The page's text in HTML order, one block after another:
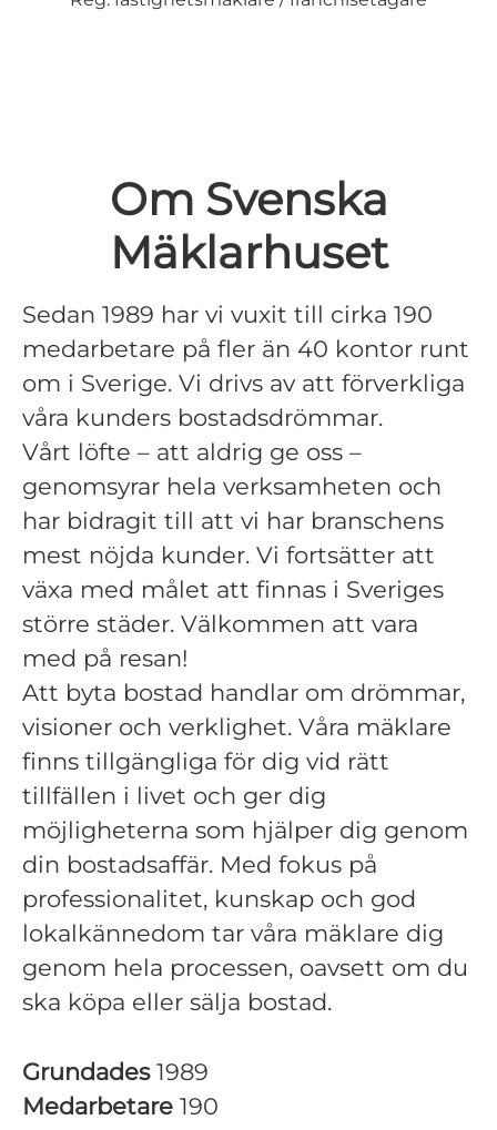
Om Svenska
Mäklarhuset
Sedan 1989 har vi vuxit till cirka 190
medarbetare på fler än 40 kontor runt
om i Sverige. Vi drivs av att förverkliga
våra kunders bostadsdrömmar.
Vårt löfte – att aldrig ge oss –
genomsyrar hela verksamheten och
har bidragit till att vi har branschens
mest nöjda kunder. Vi fortsätter att
växa med målet att finnas i Sveriges
större städer. Välkommen att vara
med på resan!
Att byta bostad handlar om drömmar,
visioner och verklighet. Våra mäklare
finns tillgängliga för dig vid rätt
tillfällen i livet och ger dig
möjligheterna som hjälper dig genom
din bostadsaffär. Med fokus på
professionalitet, kunskap och god
lokalkännedom tar våra mäklare dig
genom hela processen, oavsett om du
ska köpa eller sälja bostad.
Grundades 1989
Medarbetare 190